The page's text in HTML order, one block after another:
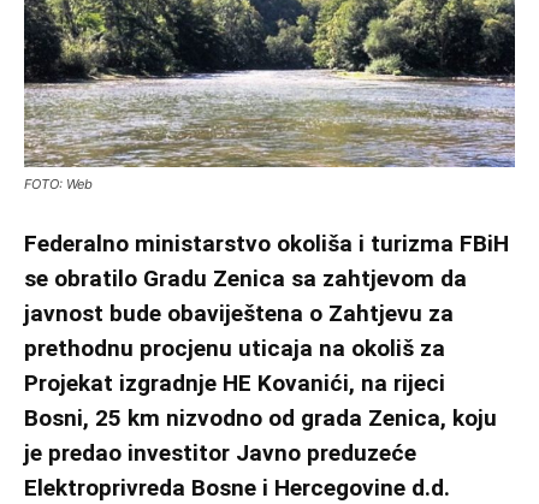
FOTO: Web
Federalno ministarstvo okoliša i turizma FBiH
se obratilo Gradu Zenica sa zahtjevom da
javnost bude obaviještena o Zahtjevu za
prethodnu procjenu uticaja na okoliš za
Projekat izgradnje HE Kovanići, na rijeci
Bosni, 25 km nizvodno od grada Zenica, koju
je predao investitor Javno preduzeće
Elektroprivreda Bosne i Hercegovine d.d.